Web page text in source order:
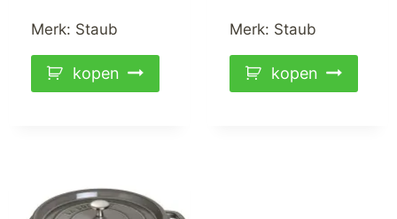
Merk: Staub
kopen
Merk: Staub
kopen